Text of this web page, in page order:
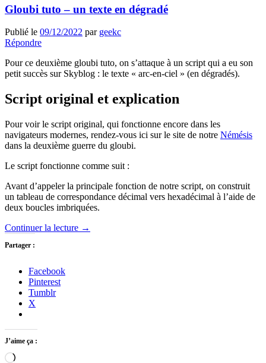
Gloubi tuto – un texte en dégradé
Publié le 09/12/2022 par geekc
Répondre
Pour ce deuxième gloubi tuto, on s’attaque à un script qui a eu son
petit succès sur Skyblog : le texte « arc-en-ciel » (en dégradés).
Script original et explication
Pour voir le script original, qui fonctionne encore dans les
navigateurs modernes, rendez-vous ici sur le site de notre Némésis
dans la deuxième guerre du gloubi.
Le script fonctionne comme suit :
Avant d’appeler la principale fonction de notre script, on construit
un tableau de correspondance décimal vers hexadécimal à l’aide de
deux boucles imbriquées.
Continuer la lecture →
Partager :
Facebook
Pinterest
Tumblr
X
J’aime ça :
Chargement…